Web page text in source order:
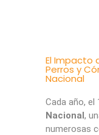
El Impacto
Perros y
Nacional
Cada año, el
Nacional,
numerosas